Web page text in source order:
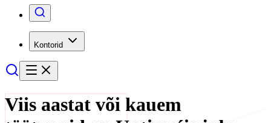
Kontorid
Viis aastat või kauem